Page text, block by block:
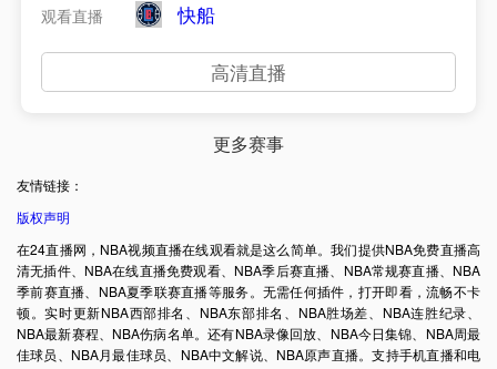
观看直播
快船
高清直播
更多赛事
友情链接：
版权声明
在24直播网，NBA视频直播在线观看就是这么简单。我们提供NBA免费直播高
清无插件、NBA在线直播免费观看、NBA季后赛直播、NBA常规赛直播、NBA
季前赛直播、NBA夏季联赛直播等服务。无需任何插件，打开即看，流畅不卡
顿。实时更新NBA西部排名、NBA东部排名、NBA胜场差、NBA连胜纪录、
NBA最新赛程、NBA伤病名单。还有NBA录像回放、NBA今日集锦、NBA周最
佳球员、NBA月最佳球员、NBA中文解说、NBA原声直播。支持手机直播和电